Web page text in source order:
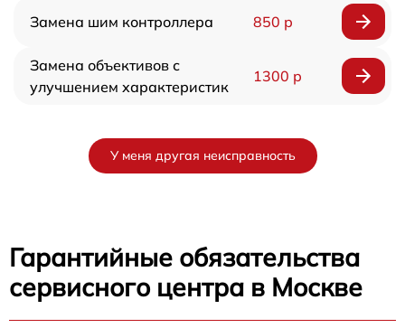
Замена шим контроллера 850 р
Замена объективов с
улучшением характеристик
1300 р
У меня другая неисправность
Гарантийные обязательства
сервисного центра в Москве